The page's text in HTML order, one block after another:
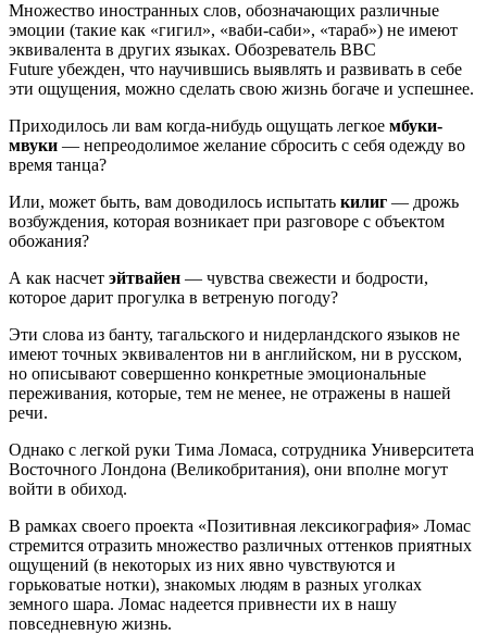
Множество иностранных слов, обозначающих различные
эмоции (такие как «гигил», «ваби-саби», «тараб») не имеют
эквивалента в других языках. Обозреватель BBC
Future убежден, что научившись выявлять и развивать в себе
эти ощущения, можно сделать свою жизнь богаче и успешнее.
Приходилось ли вам когда-нибудь ощущать легкое мбуки-
мвуки — непреодолимое желание сбросить с себя одежду во
время танца?
Или, может быть, вам доводилось испытать килиг — дрожь
возбуждения, которая возникает при разговоре с объектом
обожания?
А как насчет эйтвайен — чувства свежести и бодрости,
которое дарит прогулка в ветреную погоду?
Эти слова из банту, тагальского и нидерландского языков не
имеют точных эквивалентов ни в английском, ни в русском,
но описывают совершенно конкретные эмоциональные
переживания, которые, тем не менее, не отражены в нашей
речи.
Однако с легкой руки Тима Ломаса, сотрудника Университета
Восточного Лондона (Великобритания), они вполне могут
войти в обиход.
В рамках своего проекта «Позитивная лексикография» Ломас
стремится отразить множество различных оттенков приятных
ощущений (в некоторых из них явно чувствуются и
горьковатые нотки), знакомых людям в разных уголках
земного шара. Ломас надеется привнести их в нашу
повседневную жизнь.